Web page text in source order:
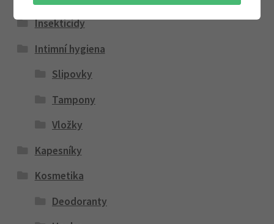
Insekticidy
Intimní hygiena
Slipovky
Tampony
Vložky
Kapesníky
Kosmetika
Deodoranty